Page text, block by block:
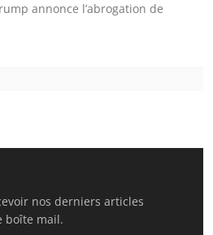
annonce l’abrogation de
nos derniers articles
boîte mail.